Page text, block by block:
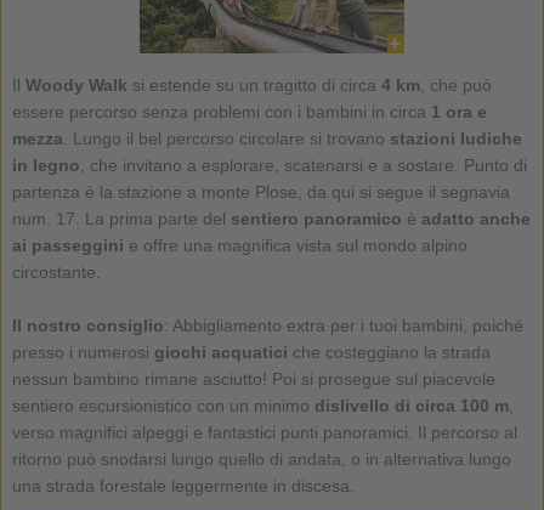
Il Woody Walk si estende su un tragitto di circa 4 km, che può
essere percorso senza problemi con i bambini in circa 1 ora e
mezza . Lungo il bel percorso circolare si trovano stazioni ludiche
in legno , che invitano a esplorare, scatenarsi e a sostare. Punto di
partenza è la stazione a monte Plose, da qui si segue il segnavia
num. 17. La prima parte del sentiero panoramico è adatto anche
ai passeggini e offre una magnifica vista sul mondo alpino
circostante.
Il nostro consiglio: Abbigliamento extra per i tuoi bambini, poiché
presso i numerosi giochi acquatici che costeggiano la strada
nessun bambino rimane asciutto! Poi si prosegue sul piacevole
sentiero escursionistico con un minimo dislivello di circa 100 m,
verso magnifici alpeggi e fantastici punti panoramici. Il percorso al
ritorno può snodarsi lungo quello di andata, o in alternativa lungo
una strada forestale leggermente in discesa.